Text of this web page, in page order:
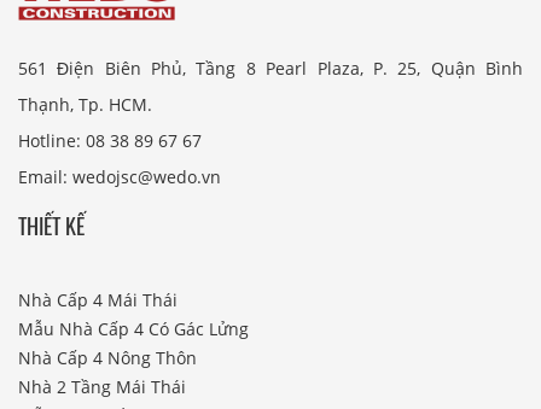
561 Điện Biên Phủ, Tầng 8 Pearl Plaza, P. 25, Quận Bình
Thạnh, Tp. HCM.
Hotline: 08 38 89 67 67
Email: wedojsc@wedo.vn
THIẾT KẾ
Nhà Cấp 4 Mái Thái
Mẫu Nhà Cấp 4 Có Gác Lửng
Nhà Cấp 4 Nông Thôn
Nhà 2 Tầng Mái Thái